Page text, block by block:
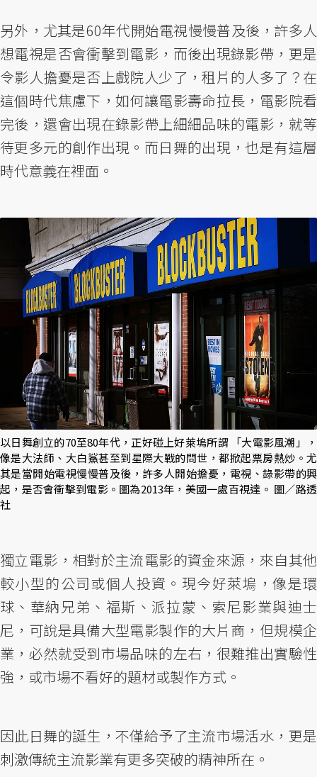
另外，尤其是60年代開始電視慢慢普及後，許多人
想電視是否會衝擊到電影，而後出現錄影帶，更是
令影人擔憂是否上戲院人少了，租片的人多了？在
這個時代焦慮下，如何讓電影壽命拉長，電影院看
完後，還會出現在錄影帶上細細品味的電影，就等
待更多元的創作出現。而日舞的出現，也是有這層
時代意義在裡面。
以日舞創立的70至80年代，正好碰上好萊塢所謂 「大電影風潮」，
像是大法師、大白鯊甚至到星際大戰的問世，都掀起票房熱炒。尤
其是當開始電視慢慢普及後，許多人開始擔憂，電視、錄影帶的興
起，是否會衝擊到電影。圖為2013年，美國一處百視達。 圖／路透
社
獨立電影，相對於主流電影的資金來源，來自其他
較小型的公司或個人投資。現今好萊塢，像是環
球、華納兄弟、福斯、派拉蒙、索尼影業與迪士
尼，可說是具備大型電影製作的大片商，但規模企
業，必然就受到市場品味的左右，很難推出實驗性
強，或市場不看好的題材或製作方式。
因此日舞的誕生，不僅給予了主流市場活水，更是
刺激傳統主流影業有更多突破的精神所在。